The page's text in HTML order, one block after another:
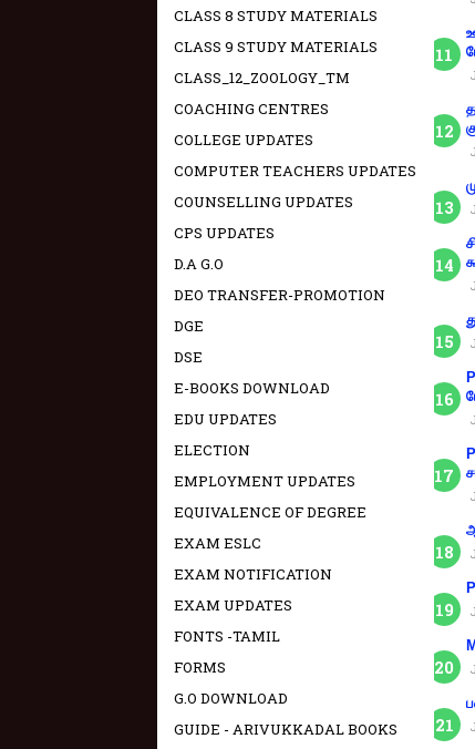
CLASS 8 STUDY MATERIALS
CLASS 9 STUDY MATERIALS
CLASS_12_ZOOLOGY_TM
COACHING CENTRES
COLLEGE UPDATES
COMPUTER TEACHERS UPDATES
COUNSELLING UPDATES
CPS UPDATES
D.A G.O
DEO TRANSFER-PROMOTION
DGE
DSE
E-BOOKS DOWNLOAD
EDU UPDATES
ELECTION
EMPLOYMENT UPDATES
EQUIVALENCE OF DEGREE
EXAM ESLC
EXAM NOTIFICATION
EXAM UPDATES
FONTS -TAMIL
FORMS
G.O DOWNLOAD
GUIDE - ARIVUKKADAL BOOKS